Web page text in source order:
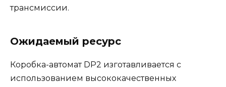
трансмиссии.
Ожидаемый ресурс
Коробка-автомат DP2 изготавливается с
использованием высококачественных